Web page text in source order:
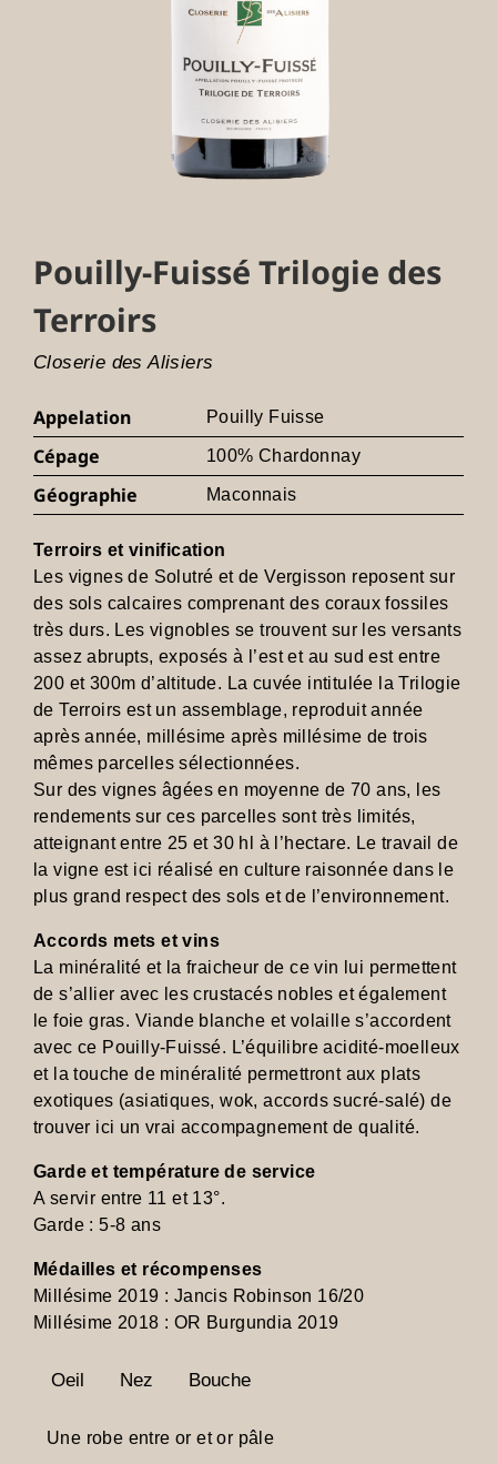
Pouilly-Fuissé Trilogie des
Terroirs
Closerie des Alisiers
Appelation Pouilly Fuisse
Cépage 100% Chardonnay
Géographie Maconnais
Terroirs et vinification
Les vignes de Solutré et de Vergisson reposent sur
des sols calcaires comprenant des coraux fossiles
très durs. Les vignobles se trouvent sur les versants
assez abrupts, exposés à l’est et au sud est entre
200 et 300m d’altitude. La cuvée intitulée la Trilogie
de Terroirs est un assemblage, reproduit année
après année, millésime après millésime de trois
mêmes parcelles sélectionnées.
Sur des vignes âgées en moyenne de 70 ans, les
rendements sur ces parcelles sont très limités,
atteignant entre 25 et 30 hl à l’hectare. Le travail de
la vigne est ici réalisé en culture raisonnée dans le
plus grand respect des sols et de l’environnement.
Accords mets et vins
La minéralité et la fraicheur de ce vin lui permettent
de s’allier avec les crustacés nobles et également
le foie gras. Viande blanche et volaille s’accordent
avec ce Pouilly-Fuissé. L’équilibre acidité-moelleux
et la touche de minéralité permettront aux plats
exotiques (asiatiques, wok, accords sucré-salé) de
trouver ici un vrai accompagnement de qualité.
Garde et température de service
A servir entre 11 et 13°.
Garde : 5-8 ans
Médailles et récompenses
Millésime 2019 : Jancis Robinson 16/20
Millésime 2018 : OR Burgundia 2019
Oeil Nez Bouche
Une robe entre or et or pâle